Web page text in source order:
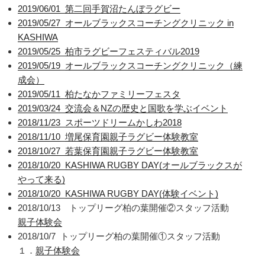
2019/06/01_第二回手賀沼たんぼラグビー
2019/05/27_オールブラックスコーチングクリニック in
KASHIWA
2019/05/25_柏市ラグビーフェスティバル2019
2019/05/19_オールブラックスコーチングクリニック（練
成会）
2019/05/11_柏たなかファミリーフェスタ
2019/03/24_交流会＆NZの歴史と国歌を学ぶイベント
2018/11/23_スポーツドリームかしわ2018
2018/11/10_増尾保育園親子ラグビー体験教室
2018/10/27_若葉保育園親子ラグビー体験教室
2018/10/20_KASHIWA RUGBY DAY(オールブラックスが
やって来る)
2018/10/20_KASHIWA RUGBY DAY(体験イベント)
2018/10/13 トップリーグ柏の葉開催②スタッフ活動
親子体験会
2018/10/7 トップリーグ柏の葉開催①スタッフ活動
１． 親子体験会